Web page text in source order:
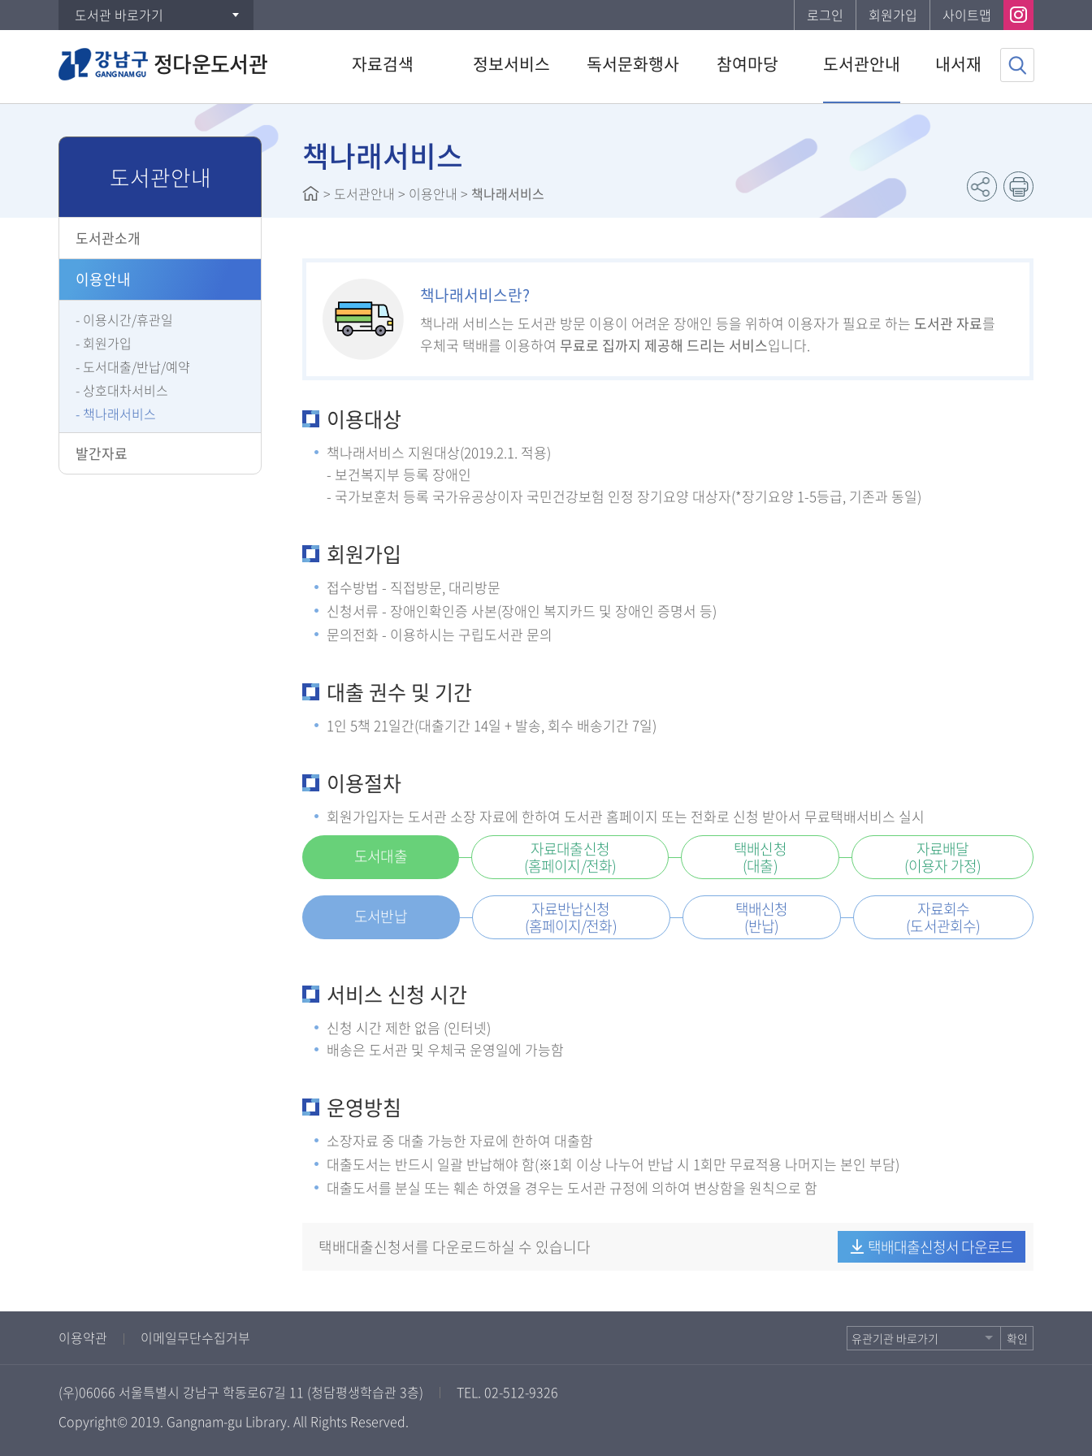
도서관 바로가기 로그인 회원가입 사이트맵
정다운도서관 자료검색
DVD/CD검색
주제별검색
신착자료검색
정보서비스
전자도서관
U도서관
원문정보서비스
독서문화행사 참여마당
이용자게시판
신청서비스
도서관안내
이용안내
내서재
기본정보
관심자료목록
나의신청정보
도서관안내
도서관소개
이용안내
이용시간/휴관일
회원가입
도서대출/반납/예약
상호대차서비스
책나래서비스
발간자료
책나래서비스
> 도서관안내 > 이용안내 > 책나래서비스
책나래서비스란?
책나래 서비스는 도서관 방문 이용이 어려운 장애인 등을 위하여 이용자가 필요로 하는 도서관 자료를
우체국 택배를 이용하여 무료로 집까지 제공해 드리는 서비스입니다.
이용대상
책나래서비스 지원대상(2019.2.1. 적용)
- 보건복지부 등록 장애인
- 국가보훈처 등록 국가유공상이자 국민건강보험 인정 장기요양 대상자(*장기요양 1-5등급, 기존과 동일)
회원가입
접수방법 - 직접방문, 대리방문
신청서류 - 장애인확인증 사본(장애인 복지카드 및 장애인 증명서 등)
문의전화 - 이용하시는 구립도서관 문의
대출 권수 및 기간
1인 5책 21일간(대출기간 14일 + 발송, 회수 배송기간 7일)
이용절차
회원가입자는 도서관 소장 자료에 한하여 도서관 홈페이지 또는 전화로 신청 받아서 무료택배서비스 실시
도서대출 자료대출신청
(홈페이지/전화)
택배신청
(대출)
자료배달
(이용자 가정)
도서반납 자료반납신청
(홈페이지/전화)
택배신청
(반납)
자료회수
(도서관회수)
서비스 신청 시간
신청 시간 제한 없음 (인터넷)
배송은 도서관 및 우체국 운영일에 가능함
운영방침
소장자료 중 대출 가능한 자료에 한하여 대출함
대출도서는 반드시 일괄 반납해야 함(※1회 이상 나누어 반납 시 1회만 무료적용 나머지는 본인 부담)
대출도서를 분실 또는 훼손 하였을 경우는 도서관 규정에 의하여 변상함을 원칙으로 함
택배대출신청서를 다운로드하실 수 있습니다 택배대출신청서 다운로드
이용약관 이메일무단수집거부 확인
(우)06066 서울특별시 강남구 학동로67길 11 (청담평생학습관 3층)
TEL. 02-512-9326
Copyright© 2019. Gangnam-gu Library. All Rights Reserved.